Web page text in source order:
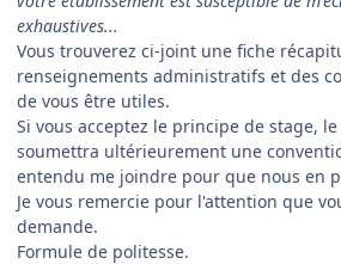
exhaustives...
Vous trouverez ci-joint une fiche
renseignements administratifs et des
de vous être utiles.
Si vous acceptez le principe de stage, le
soumettra ultérieurement une
entendu me joindre pour que nous en
Je vous remercie pour l'attention que
demande.
Formule de politesse.